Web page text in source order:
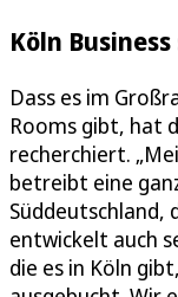
Köln
Dass es im
Rooms gibt, hat
recherchiert.
betreibt eine
Süddeutschland,
entwickelt auch
die es in Köln